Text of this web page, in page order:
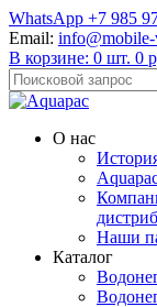
WhatsApp +7 985
Email:
В корзине: 0 шт. 0
О нас
Наши
Каталог